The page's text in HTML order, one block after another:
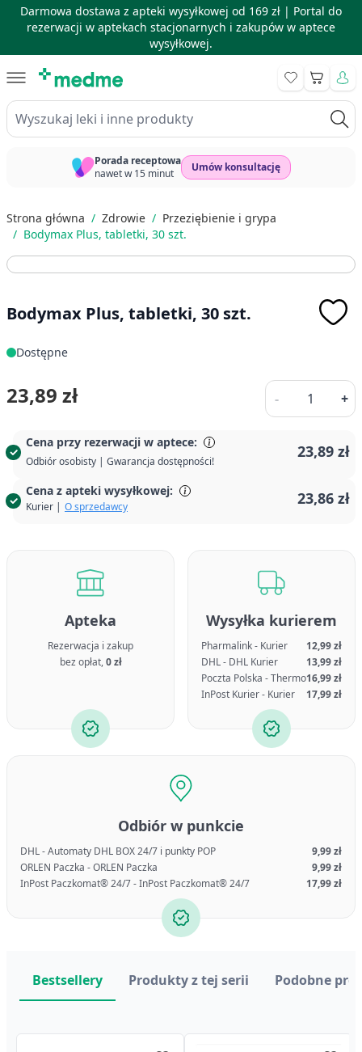
Darmowa dostawa z apteki wysyłkowej od 169 zł | Portal do
rezerwacji w aptekach stacjonarnych i zakupów w aptece
wysyłkowej.
Wyszukaj leki i inne produkty
Koszyk
Porada receptowa
nawet w 15 minut
Umów konsultację
Strona główna / Zdrowie / Przeziębienie i grypa
/ Bodymax Plus, tabletki, 30 szt.
Bodymax Plus, tabletki, 30 szt.
Dostępne
Cena przy rezerwacji w aptece:
Odbiór osobisty | Gwarancja dostępności!
23,89 zł
Cena z apteki wysyłkowej:
Kurier | O sprzedawcy 23,86 zł
23,89 zł -
Ilość
+
Apteka
Rezerwacja i zakup
bez opłat,0 zł
Wysyłka kurierem
Pharmalink - Kurier
12,99 zł
DHL - DHL Kurier
13,99 zł
Poczta Polska - Thermo16,99 zł
InPost Kurier - Kurier
17,99 zł
Odbiór w punkcie
DHL - Automaty DHL BOX 24/7 i punkty POP
9,99 zł
ORLEN Paczka - ORLEN Paczka
9,99 zł
InPost Paczkomat® 24/7 - InPost Paczkomat® 24/7
17,99 zł
Bestsellery Produkty z tej serii Podobne